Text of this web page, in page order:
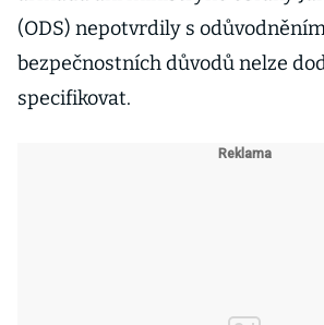
(ODS) nepotvrdily s
bezpečnostních důvodů nelze
specifikovat.